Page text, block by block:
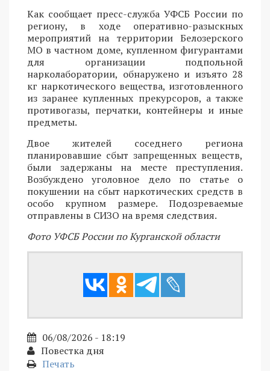
Как сообщает пресс-служба УФСБ России по
региону, в ходе оперативно-разыскных
мероприятий на территории Белозерского
МО в частном доме, купленном фигурантами
для организации подпольной
нарколаборатории, обнаружено и изъято 28
кг наркотического вещества, изготовленного
из заранее купленных прекурсоров, а также
противогазы, перчатки, контейнеры и иные
предметы.
Двое жителей соседнего региона
планировавшие сбыт запрещенных веществ,
были задержаны на месте преступления.
Возбуждено уголовное дело по статье о
покушении на сбыт наркотических средств в
особо крупном размере. Подозреваемые
отправлены в СИЗО на время следствия.
Фото УФСБ России по Курганской области
06/08/2026 - 18:19
Повестка дня
Печать